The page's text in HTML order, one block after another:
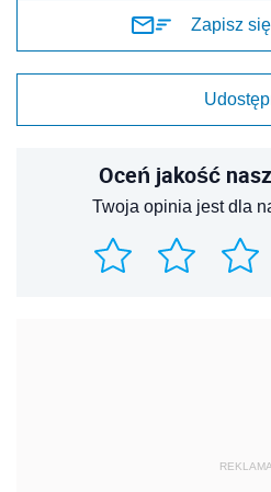
Zapisz
Oceń jakość
Twoja opinia jest dla
REKLAMA